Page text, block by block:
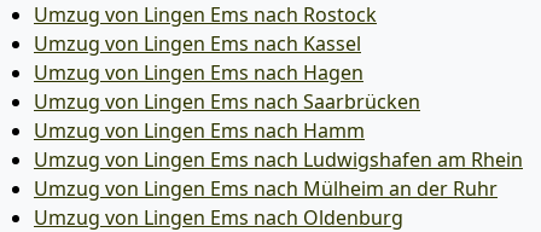
Umzug von Lingen Ems nach Rostock
Umzug von Lingen Ems nach Kassel
Umzug von Lingen Ems nach Hagen
Umzug von Lingen Ems nach Saarbrücken
Umzug von Lingen Ems nach Hamm
Umzug von Lingen Ems nach Ludwigshafen am Rhein
Umzug von Lingen Ems nach Mülheim an der Ruhr
Umzug von Lingen Ems nach Oldenburg